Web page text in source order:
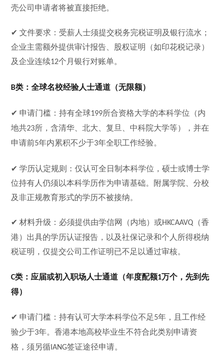
壳公司申请者将被直接拒绝。
✔ 文件要求：受薪人士须提交税务完税证明及银行流水；
企业主需额外提供审计报告、股权证明（如印花税记录）
及企业连续12个月银行对账单。
B类：全球名校经验人士通道（无限额）
✔ 申请门槛：持有全球199所合资格大学的本科学位（内
地共23所，含清华、北大、复旦、中科院大学等），并在
申请前5年内累积不少于3年全职工作经验。
✔ 学历认定规则：仅认可全日制本科学位，硕士或博士学
位持有人仍须以本科学历作为申请基础。附属学院、分校
及非正规教育形式的学历不被接纳。
✔ 材料升级：必须提供由学信网（内地）或HKCAAVQ （香
港）出具的学历认证报告，以及社保记录和个人所得税纳
税证明，仅提交公司工作证明已不足以通过审核。
C类：应届或初入职场人士通道（年度配额1万个，先到先
得）
✔ 申请门槛：持有认可大学本科学位不足5年，且工作经
验少于3年。香港本地高校毕业生不符合此类别申请资
格，须另循 IANG签证途径申请。